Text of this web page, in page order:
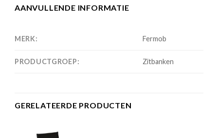
AANVULLENDE INFORMATIE
MERK: Fermob
PRODUCTGROEP: Zitbanken
GERELATEERDE PRODUCTEN